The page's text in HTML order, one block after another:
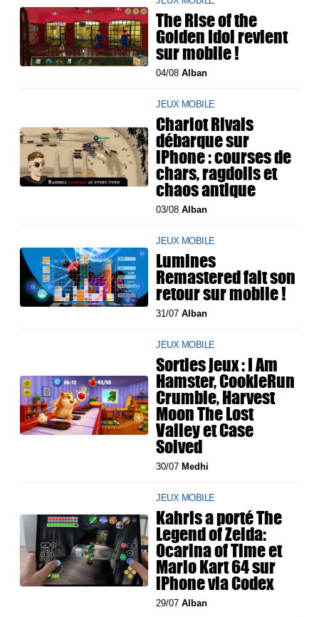
The Rise of the
Golden Idol revient
sur mobile !
04/08Alban
JEUX MOBILE
Chariot Rivals
débarque sur
iPhone : courses de
chars, ragdolls et
chaos antique
03/08Alban
JEUX MOBILE
Lumines
Remastered fait son
retour sur mobile !
31/07Alban
JEUX MOBILE
Sorties jeux : I Am
Hamster, CookieRun
Crumble, Harvest
Moon The Lost
Valley et Case
Solved
30/07 Medhi
JEUX MOBILE
Kahris a porté The
Legend of Zelda:
Ocarina of Time et
Mario Kart 64 sur
iPhone via Codex
29/07Alban